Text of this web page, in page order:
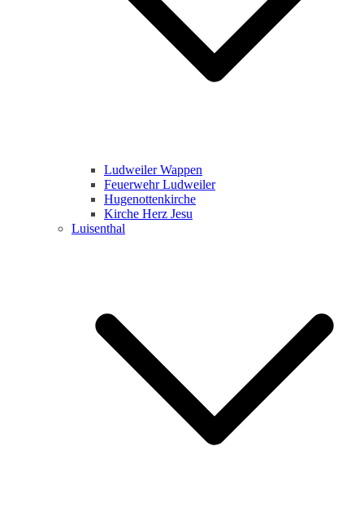
Ludweiler Wappen
Feuerwehr Ludweiler
Hugenottenkirche
Kirche Herz Jesu
Luisenthal